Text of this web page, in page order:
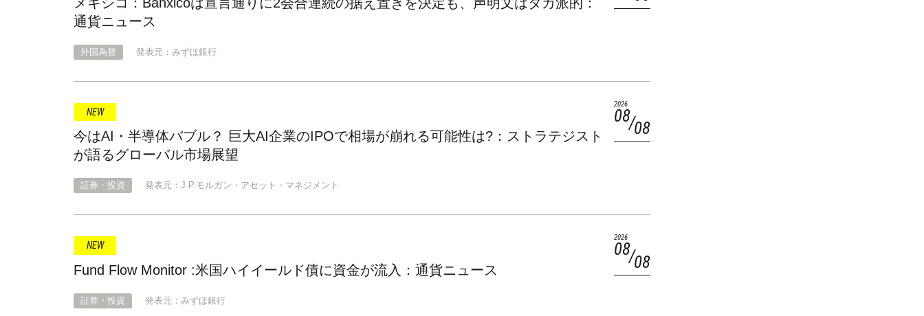
通貨ニュース
外国為替 発表元：みずほ銀行
2026
08
08
今はAI・半導体バブル？ 巨大AI企業のIPOで相場が崩れる可能性は?：ストラテジスト
が語るグローバル市場展望
証券・投資 発表元：J.P.モルガン・アセット・マネジメント
2026
08
08
Fund Flow Monitor :米国ハイイールド債に資金が流入：通貨ニュース
証券・投資 発表元：みずほ銀行